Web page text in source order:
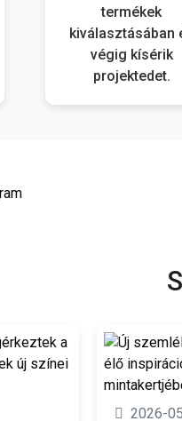
termékek
kiválasztásában
végig kísérik
projektedet.
2026-